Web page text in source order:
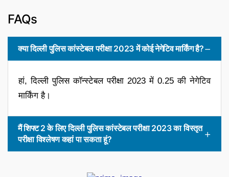
FAQs
क्या दिल्ली पुलिस कांस्टेबल परीक्षा 2023 में कोई नेगेटिव मार्किंग है?
हां, दिल्ली पुलिस कॉन्स्टेबल परीक्षा 2023 में 0.25 की नेगेटिव
मार्किंग है।
मैं शिफ्ट 2 के लिए दिल्ली पुलिस कांस्टेबल परीक्षा 2023 का विस्तृत
परीक्षा विश्लेषण कहां पा सकता हूं?